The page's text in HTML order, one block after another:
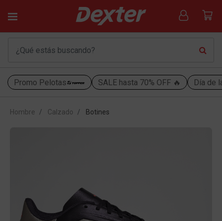
Promo Pelotas SALE hasta 70% OFF 🔥 Día de
Hombre Calzado Botines